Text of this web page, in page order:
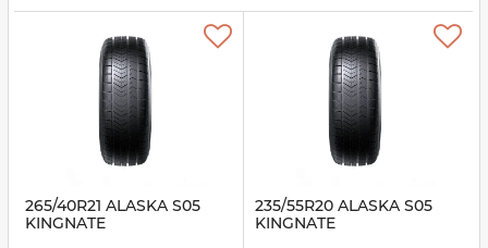
265/40R21 ALASKA S05
KINGNATE
235/55R20 ALASKA S05
KINGNATE